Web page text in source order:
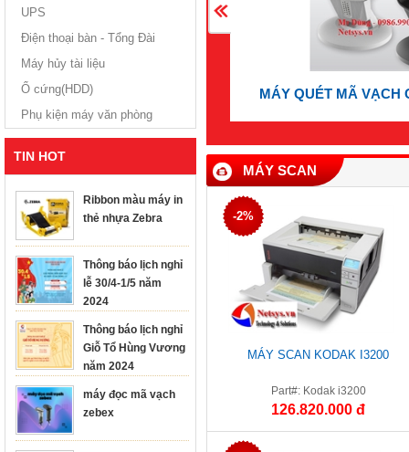
UPS
Điện thoại bàn - Tổng Đài
Máy hủy tài liệu
Ổ cứng(HDD)
Phụ kiện máy văn phòng
TIN HOT
Ribbon màu máy in
thẻ nhựa Zebra
Thông báo lịch nghỉ
lễ 30/4-1/5 năm
2024
Thông báo lịch nghỉ
Giỗ Tổ Hùng Vương
năm 2024
máy đọc mã vạch
zebex
MÁY QUÉT MÃ VẠCH
MÁY SCAN
-2%
MÁY SCAN KODAK I3200
Part#: Kodak i3200
126.820.000 đ